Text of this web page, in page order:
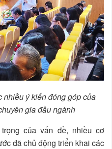
ý kiến đóng góp của
gia đầu ngành
của vấn đề, nhiều cơ
đã chủ động triển khai các